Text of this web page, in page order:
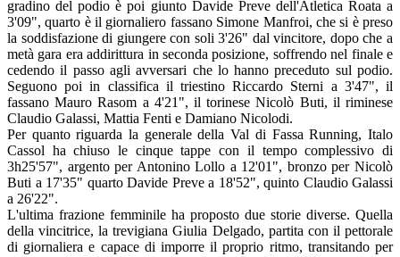
gradino del podio è poi giunto Davide Preve dell'Atletica Roata a
3'09", quarto è il giornaliero fassano Simone Manfroi, che si è preso
la soddisfazione di giungere con soli 3'26" dal vincitore, dopo che a
metà gara era addirittura in seconda posizione, soffrendo nel finale e
cedendo il passo agli avversari che lo hanno preceduto sul podio.
Seguono poi in classifica il triestino Riccardo Sterni a 3'47", il
fassano Mauro Rasom a 4'21", il torinese Nicolò Buti, il riminese
Claudio Galassi, Mattia Fenti e Damiano Nicolodi.
Per quanto riguarda la generale della Val di Fassa Running, Italo
Cassol ha chiuso le cinque tappe con il tempo complessivo di
3h25'57", argento per Antonino Lollo a 12'01", bronzo per Nicolò
Buti a 17'35" quarto Davide Preve a 18'52", quinto Claudio Galassi
a 26'22".
L'ultima frazione femminile ha proposto due storie diverse. Quella
della vincitrice, la trevigiana Giulia Delgado, partita con il pettorale
di giornaliera e capace di imporre il proprio ritmo, transitando per